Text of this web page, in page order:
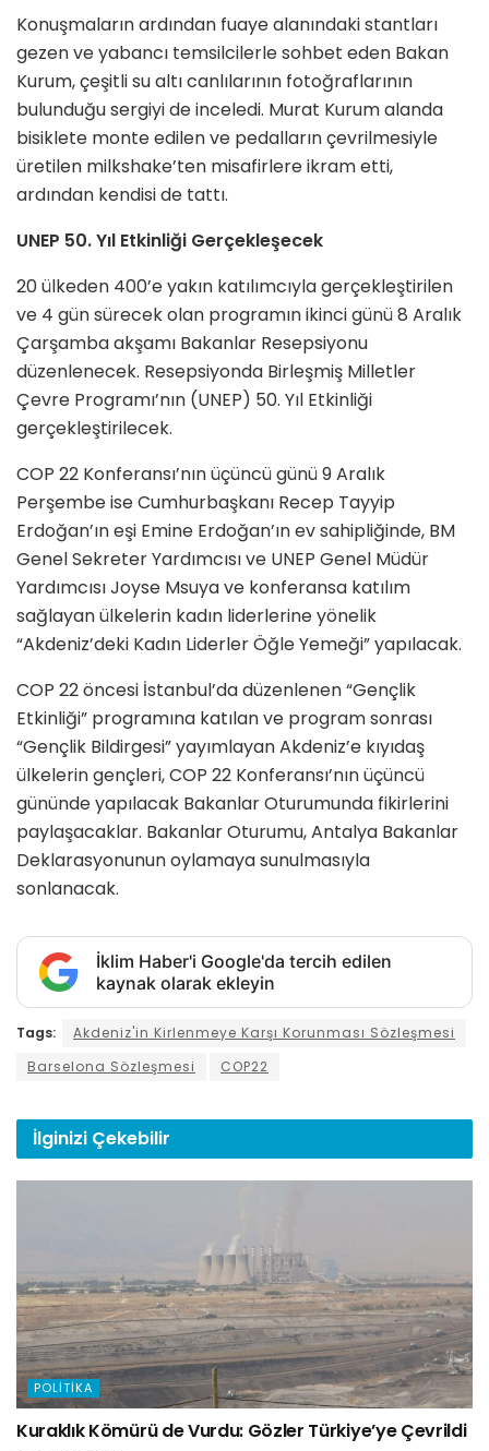
Konuşmaların ardından fuaye alanındaki stantları
gezen ve yabancı temsilcilerle sohbet eden Bakan
Kurum, çeşitli su altı canlılarının fotoğraflarının
bulunduğu sergiyi de inceledi. Murat Kurum alanda
bisiklete monte edilen ve pedalların çevrilmesiyle
üretilen milkshake’ten misafirlere ikram etti,
ardından kendisi de tattı.
UNEP 50. Yıl Etkinliği Gerçekleşecek
20 ülkeden 400’e yakın katılımcıyla gerçekleştirilen
ve 4 gün sürecek olan programın ikinci günü 8 Aralık
Çarşamba akşamı Bakanlar Resepsiyonu
düzenlenecek. Resepsiyonda Birleşmiş Milletler
Çevre Programı’nın (UNEP) 50. Yıl Etkinliği
gerçekleştirilecek.
COP 22 Konferansı’nın üçüncü günü 9 Aralık
Perşembe ise Cumhurbaşkanı Recep Tayyip
Erdoğan’ın eşi Emine Erdoğan’ın ev sahipliğinde, BM
Genel Sekreter Yardımcısı ve UNEP Genel Müdür
Yardımcısı Joyse Msuya ve konferansa katılım
sağlayan ülkelerin kadın liderlerine yönelik
“Akdeniz’deki Kadın Liderler Öğle Yemeği” yapılacak.
COP 22 öncesi İstanbul’da düzenlenen “Gençlik
Etkinliği” programına katılan ve program sonrası
“Gençlik Bildirgesi” yayımlayan Akdeniz’e kıyıdaş
ülkelerin gençleri, COP 22 Konferansı’nın üçüncü
gününde yapılacak Bakanlar Oturumunda fikirlerini
paylaşacaklar. Bakanlar Oturumu, Antalya Bakanlar
Deklarasyonunun oylamaya sunulmasıyla
sonlanacak.
İklim Haber'i Google'da tercih edilen
kaynak olarak ekleyin
Tags:
Akdeniz'in Kirlenmeye Karşı Korunması Sözleşmesi
Barselona Sözleşmesi
COP22
İlginizi Çekebilir
POLITIKA
Kuraklık Kömürü de Vurdu: Gözler Türkiye’ye Çevrildi